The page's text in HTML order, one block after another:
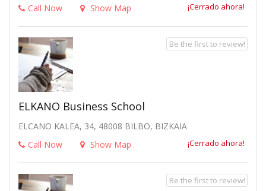
Call Now
Show Map ¡Cerrado ahora!
ELKANO Business School
ELCANO KALEA, 34, 48008 BILBO, BIZKAIA
Call Now
Show Map ¡Cerrado ahora!
Be the first to review!
Be the first to review!